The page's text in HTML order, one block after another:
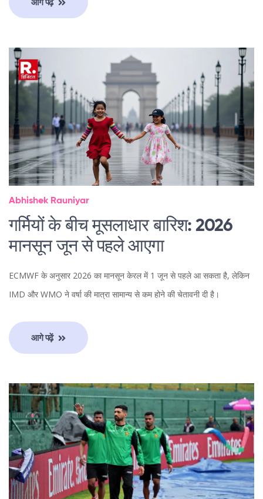
Abhishek Rauniyar
गर्मियों के बीच मूसलाधार बारिश: 2026
मानसून जून से पहले आएगा
ECMWF के अनुसार 2026 का मानसून केरल में 1 जून से पहले आ सकता है, लेकिन
IMD और WMO ने वर्षा की मात्रा सामान्य से कम होने की चेतावनी दी है।
आगे पढ़ें